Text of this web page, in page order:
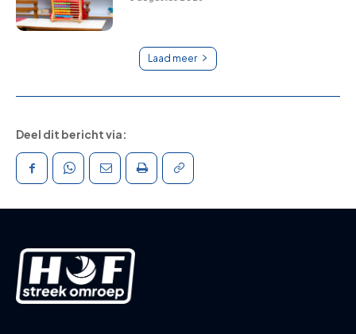
Laad meer
Deel dit bericht via: